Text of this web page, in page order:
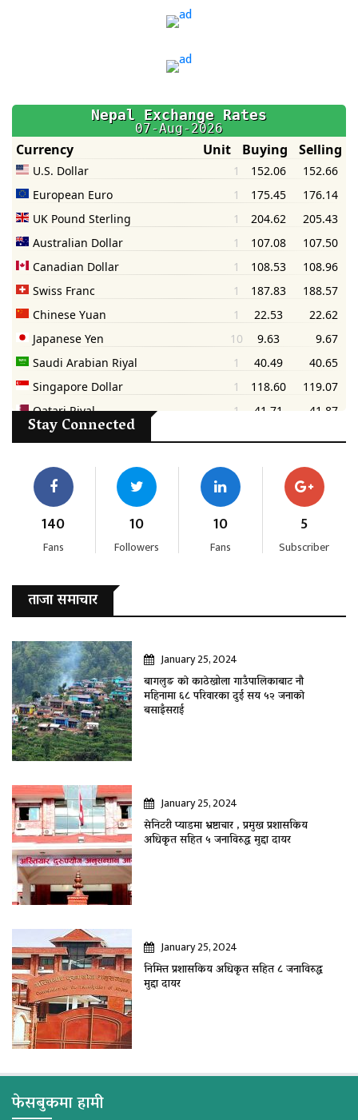
Stay Connected
140
Fans
10
Followers
10
Fans
5
Subscriber
ताजा समाचार
January 25, 2024
बागलुङ काे काठेखोला गाउँपालिकाबाट नौ
महिनामा ६८ परिवारका दुई सय ५२ जनाकाे
बसाइँसराई
January 25, 2024
सेनिटरी प्याडमा भ्रष्टाचार , प्रमुख प्रशासकिय
अधिकृत सहित ५ जनाविरुद्ध मुद्दा दायर
January 25, 2024
निमित्त प्रशासकिय अधिकृत सहित ८ जनाविरुद्ध
मुद्दा दायर
फेसबुकमा हामी